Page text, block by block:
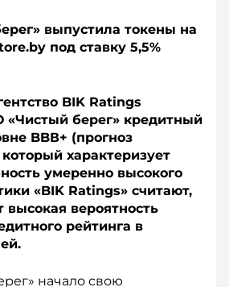
выпустила токены на
под ставку 5,5%
BIK Ratings
«Чистый берег» кредитный
BBВ+ (прогноз
характеризует
умеренно высокого
«BIK Ratings» считают,
высокая вероятность
рейтинга в
начало свою